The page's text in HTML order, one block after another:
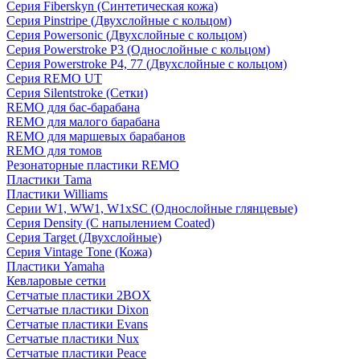
Серия Fiberskyn (Синтетическая кожа)
Серия Pinstripe (Двухслойные с кольцом)
Серия Powersonic (Двухслойные с кольцом)
Серия Powerstroke P3 (Однослойные с кольцом)
Серия Powerstroke P4, 77 (Двухслойные с кольцом)
Серия REMO UT
Серия Silentstroke (Сетки)
REMO для бас-барабана
REMO для малого барабана
REMO для маршевых барабанов
REMO для томов
Резонаторные пластики REMO
Пластики Tama
Пластики Williams
Серии W1, WW1, W1xSC (Однослойные глянцевые)
Серия Density (C напылением Coated)
Серия Target (Двухслойные)
Серия Vintage Tone (Кожа)
Пластики Yamaha
Кевларовые сетки
Сетчатые пластики 2BOX
Сетчатые пластики Dixon
Сетчатые пластики Evans
Сетчатые пластики Nux
Сетчатые пластики Peace